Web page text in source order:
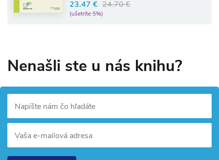
23.47 € 24.70 €
(ušetríte 5%)
Nenašli ste u nás knihu?
Napíšte nám čo hľadáte
Vaša e-mailová adresa